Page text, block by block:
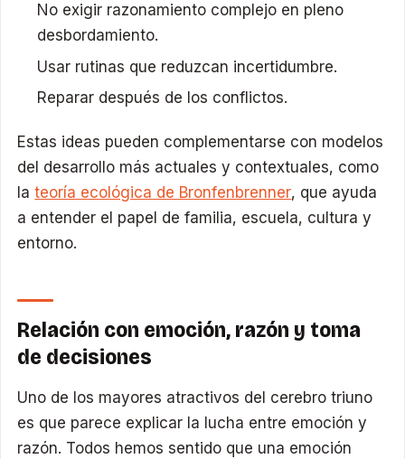
No exigir razonamiento complejo en pleno
desbordamiento.
Usar rutinas que reduzcan incertidumbre.
Reparar después de los conflictos.
Estas ideas pueden complementarse con modelos
del desarrollo más actuales y contextuales, como
lateoría ecológica de Bronfenbrenner, que ayuda
a entender el papel de familia, escuela, cultura y
entorno.
Relación con emoción, razón y toma
de decisiones
Uno de los mayores atractivos del cerebro triuno
es que parece explicar la lucha entre emoción y
razón. Todos hemos sentido que una emoción